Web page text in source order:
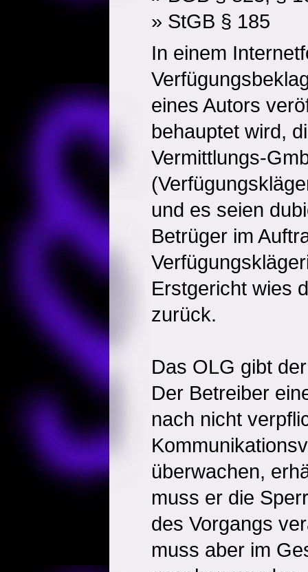
» StGB § 185
In einem
eines Autors
behauptet wird,
Vermittlungs-
und es seien
Betrüger im
Erstgericht wies
zurück.
Das OLG gibt
Der Betreiber
nach nicht
überwachen,
muss er die
des Vorgangs
muss aber im